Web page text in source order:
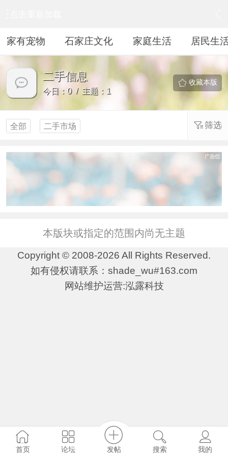
家有宠物 石家庄文化 家庭生活 居民生
二手信息
今日：0 / 主题：1
收藏本版
全部 二手市场 筛选
本版块或指定的范围内尚无主题
Copyright © 2008-2026 All Rights Reserved.
如有侵权请联系：shade_wu#163.com
网站维护运营:泓露科技
首页 论坛 发帖 搜索 我的